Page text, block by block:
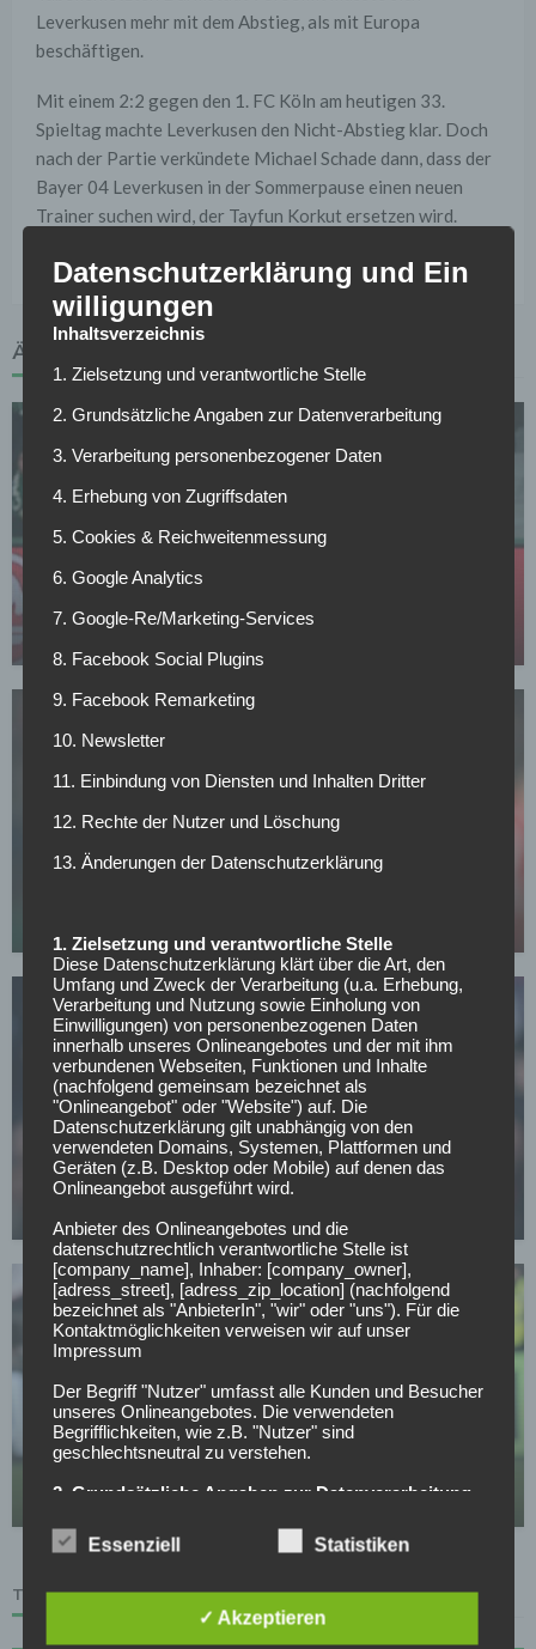
Leverkusen mehr mit dem Abstieg, als mit Europa
beschäftigen.
Mit einem 2:2 gegen den 1. FC Köln am heutigen 33.
Spieltag machte Leverkusen den Nicht-Abstieg klar. Doch
nach der Partie verkündete Michael Schade dann, dass der
Bayer 04 Leverkusen in der Sommerpause einen neuen
Trainer suchen wird, der Tayfun Korkut ersetzen wird.
ÄHNLICHE ARTIKEL
BAYER 04 LEVERKUSEN
Leverkusen: Weitere Top-Verstärkung aus der La
Liga?
Verpasst Leverkusen die Champions League,
BAYER 04 LEVERKUSEN
Nun auch offiziell: Bayers Abwehrchef Tapsoba
verlängert bis 2031!
BUNDESLIGA
Hjulmand: Disziplinarfall um Fernández abgehakt
TABELLE
Datenschutzerklärung und Ein
willigungen
Inhaltsverzeichnis
1. Zielsetzung und verantwortliche Stelle
2. Grundsätzliche Angaben zur Datenverarbeitung
3. Verarbeitung personenbezogener Daten
4. Erhebung von Zugriffsdaten
5. Cookies & Reichweitenmessung
6. Google Analytics
7. Google-Re/Marketing-Services
8. Facebook Social Plugins
9. Facebook Remarketing
10. Newsletter
11. Einbindung von Diensten und Inhalten Dritter
12. Rechte der Nutzer und Löschung
13. Änderungen der Datenschutzerklärung
1. Zielsetzung und verantwortliche Stelle
Diese Datenschutzerklärung klärt über die Art, den
Umfang und Zweck der Verarbeitung (u.a. Erhebung,
Verarbeitung und Nutzung sowie Einholung von
Einwilligungen) von personenbezogenen Daten
innerhalb unseres Onlineangebotes und der mit ihm
verbundenen Webseiten, Funktionen und Inhalte
(nachfolgend gemeinsam bezeichnet als
"Onlineangebot" oder "Website") auf. Die
Datenschutzerklärung gilt unabhängig von den
verwendeten Domains, Systemen, Plattformen und
Geräten (z.B. Desktop oder Mobile) auf denen das
Onlineangebot ausgeführt wird.
Anbieter des Onlineangebotes und die
datenschutzrechtlich verantwortliche Stelle ist
[company_name], Inhaber: [company_owner],
[adress_street], [adress_zip_location] (nachfolgend
bezeichnet als "AnbieterIn", "wir" oder "uns"). Für die
Kontaktmöglichkeiten verweisen wir auf unser
Impressum
Der Begriff "Nutzer" umfasst alle Kunden und Besucher
unseres Onlineangebotes. Die verwendeten
Begrifflichkeiten, wie z.B. "Nutzer" sind
geschlechtsneutral zu verstehen.
2. Grundsätzliche Angaben zur Datenverarbeitung
nur unter Einhaltung der einschlägigen
Datenschutzbestimmungen entsprechend den
Datenvermeidung. Das bedeutet die Daten der Nutzer
werden nur beim Vorliegen einer gesetzlichen
Erlaubnis, insbesondere wenn die Daten zur
Essenziell Statistiken
✓ Akzeptieren